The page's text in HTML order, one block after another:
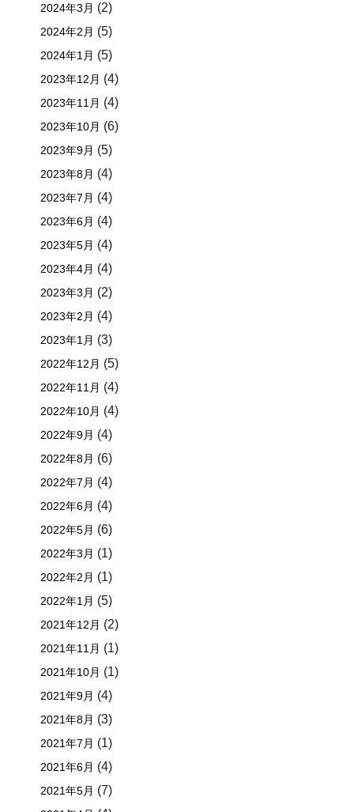
2024年3月 (2)
2024年2月 (5)
2024年1月 (5)
2023年12月 (4)
2023年11月 (4)
2023年10月 (6)
2023年9月 (5)
2023年8月 (4)
2023年7月 (4)
2023年6月 (4)
2023年5月 (4)
2023年4月 (4)
2023年3月 (2)
2023年2月 (4)
2023年1月 (3)
2022年12月 (5)
2022年11月 (4)
2022年10月 (4)
2022年9月 (4)
2022年8月 (6)
2022年7月 (4)
2022年6月 (4)
2022年5月 (6)
2022年3月 (1)
2022年2月 (1)
2022年1月 (5)
2021年12月 (2)
2021年11月 (1)
2021年10月 (1)
2021年9月 (4)
2021年8月 (3)
2021年7月 (1)
2021年6月 (4)
2021年5月 (7)